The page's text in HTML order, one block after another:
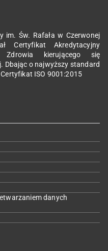
im. Św. Rafała w Czerwonej
Certyfikat Akredytacyjny
Zdrowia kierującego się
Dbając o najwyższy standard
ISO 9001:2015
danych